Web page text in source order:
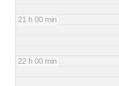
21 h 00 min
22 h 00 min